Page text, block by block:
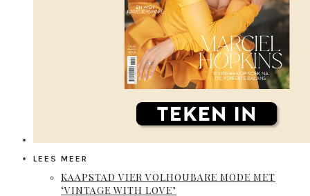
LEES MEER
KAAPSTAD VIER VOLHOUBARE MODE MET
‘VINTAGE WITH LOVE’